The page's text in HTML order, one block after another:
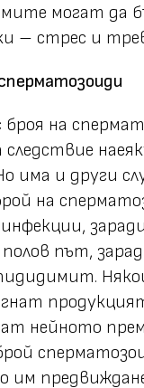
могат да
– стрес и
броя на
следствие
има и други
на
полов път,
нейното
им